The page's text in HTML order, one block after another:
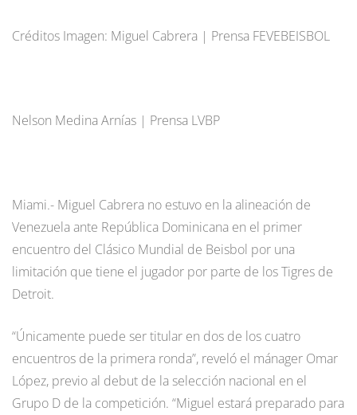
Créditos Imagen: Miguel Cabrera | Prensa FEVEBEISBOL
Nelson Medina Arnías | Prensa LVBP
Miami.- Miguel Cabrera no estuvo en la alineación de
Venezuela ante República Dominicana en el primer
encuentro del Clásico Mundial de Beisbol por una
limitación que tiene el jugador por parte de los Tigres de
Detroit.
“Únicamente puede ser titular en dos de los cuatro
encuentros de la primera ronda”, reveló el mánager Omar
López, previo al debut de la selección nacional en el
Grupo D de la competición. “Miguel estará preparado para